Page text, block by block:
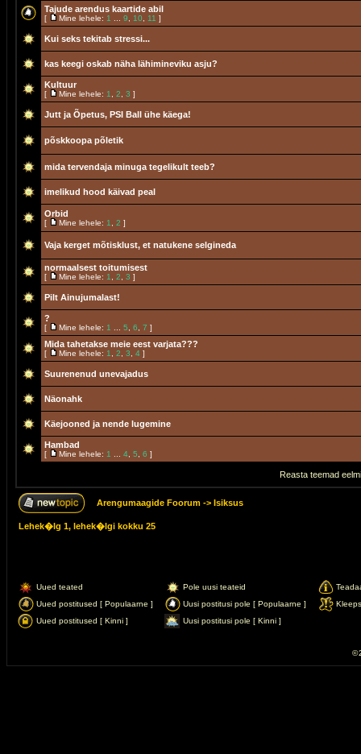
Tajude arendus kaartide abil
[ Mine lehele: 1 9 10 11 ]
Kui seks tekitab stressi...
kas keegi oskab näha lähimineviku asju?
Kultuur
[ Mine lehele: 1 2 3 ]
Jutt ja Õpetus, PSI Ball ühe käega!
põskkoopa põletik
mida tervendaja minuga tegelikult teeb?
imelikud hood käivad peal
Orbid
[ Mine lehele: 1 2 ]
Vaja kerget mõtisklust, et natukene selgineda
normaalsest toitumisest
[ Mine lehele: 1 2 3 ]
Pilt Ainujumalast!
?
[ Mine lehele: 1 5 6 7 ]
Mida tahetakse meie eest varjata???
[ Mine lehele: 1 2 3 4 ]
Suurenenud unevajadus
Näonahk
Käejooned ja nende lugemine
Hambad
[ Mine lehele: 1 4 5 6 ]
Reasta teemad
Arengumaagide Foorum -> Isiksus
Lehek�lg 1, lehek�lgi kokku 25
Uued teated Pole uusi teateid
Uued postitused [ Populaarne ]
Uusi postitusi pole [ Populaarne ]
Kleeps
Uued postitused [ Kinni ]
Uusi postitusi pole [ Kinni ]
©